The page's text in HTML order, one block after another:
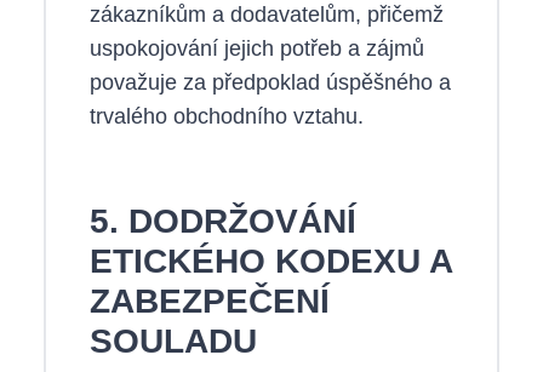
zákazníkům a dodavatelům, přičemž
uspokojování jejich potřeb a zájmů
považuje za předpoklad úspěšného a
trvalého obchodního vztahu.
5. DODRŽOVÁNÍ
ETICKÉHO KODEXU A
ZABEZPEČENÍ
SOULADU